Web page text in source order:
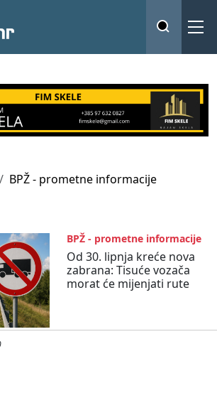
BPŽ - prometne informacije
BPŽ - prometne informacije
Od 30. lipnja kreće nova
zabrana: Tisuće vozača
morat će mijenjati rute